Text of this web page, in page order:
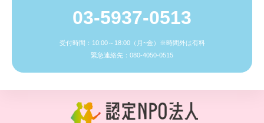
03-5937-0513
受付時間：10:00～18:00（月~金）※時間外は有料
緊急連絡先：080-4050-0515